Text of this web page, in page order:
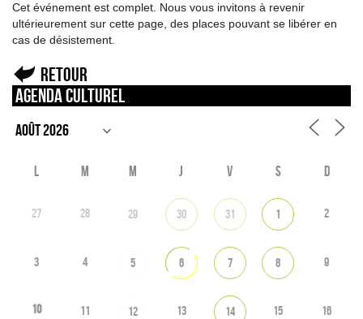
Cet événement est complet. Nous vous invitons à revenir
ultérieurement sur cette page, des places pouvant se libérer en
cas de désistement.
Retour
Agenda culturel
L M M J V S D
27 28 29 30 31 1 2
3 4 5 6 7 8 9
10 11 12 13 14 15 16